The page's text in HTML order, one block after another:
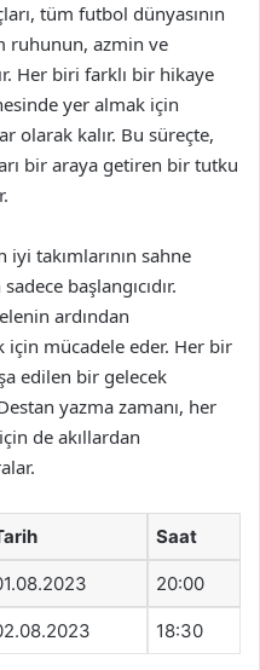
tüm futbol dünyasının
ruhunun, azmin ve
Her biri farklı bir hikaye
yer almak için
olarak kalır. Bu süreçte,
bir araya getiren bir tutku
iyi takımlarının sahne
başlangıcıdır.
ardından
için mücadele eder. Her bir
edilen bir gelecek
yazma zamanı, her
de akıllardan
Saat
20:00
18:30